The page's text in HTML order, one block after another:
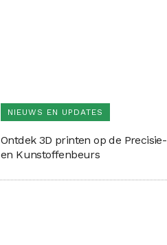
NIEUWS EN UPDATES
Ontdek 3D printen op de Precisie-
en Kunstoffenbeurs